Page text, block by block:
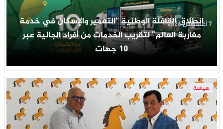
انطلاق القافلة الوطنية “التعمير والإسكان في خدمة
مغاربة العالم” لتقريب الخدمات من أفراد الجالية عبر
10 جهات
7 أغسطس 2026
سياسة